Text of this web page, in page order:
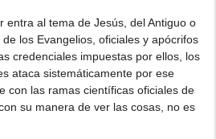
entra al tema de Jesús, del Antiguo o
los Evangelios, oficiales y apócrifos
credenciales impuestas por ellos, los
ataca sistemáticamente por ese
con las ramas científicas oficiales de
su manera de ver las cosas, no es